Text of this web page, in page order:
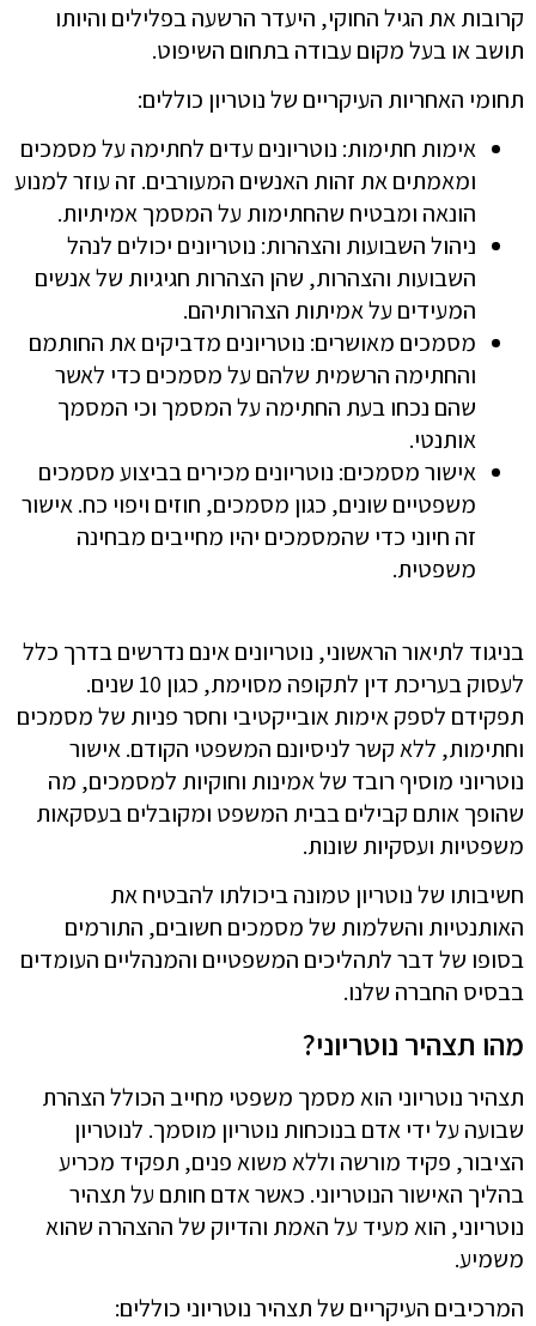
קרובות את הגיל החוקי, היעדר הרשעה בפלילים והיותו
תושב או בעל מקום עבודה בתחום השיפוט.
תחומי האחריות העיקריים של נוטריון כוללים:
אימות חתימות: נוטריונים עדים לחתימה על מסמכים
ומאמתים את זהות האנשים המעורבים. זה עוזר למנוע
הונאה ומבטיח שהחתימות על המסמך אמיתיות.
ניהול השבועות והצהרות: נוטריונים יכולים לנהל
השבועות והצהרות, שהן הצהרות חגיגיות של אנשים
המעידים על אמיתות הצהרותיהם.
מסמכים מאושרים: נוטריונים מדביקים את החותמם
והחתימה הרשמית שלהם על מסמכים כדי לאשר
שהם נכחו בעת החתימה על המסמך וכי המסמך
אותנטי.
אישור מסמכים: נוטריונים מכירים בביצוע מסמכים
משפטיים שונים, כגון מסמכים, חוזים ויפוי כח. אישור
זה חיוני כדי שהמסמכים יהיו מחייבים מבחינה
משפטית.
בניגוד לתיאור הראשוני, נוטריונים אינם נדרשים בדרך כלל
לעסוק בעריכת דין לתקופה מסוימת, כגון 10 שנים.
תפקידם לספק אימות אובייקטיבי וחסר פניות של מסמכים
וחתימות, ללא קשר לניסיונם המשפטי הקודם. אישור
נוטריוני מוסיף רובד של אמינות וחוקיות למסמכים, מה
שהופך אותם קבילים בבית המשפט ומקובלים בעסקאות
משפטיות ועסקיות שונות.
חשיבותו של נוטריון טמונה ביכולתו להבטיח את
האותנטיות והשלמות של מסמכים חשובים, התורמים
בסופו של דבר לתהליכים המשפטיים והמנהליים העומדים
בבסיס החברה שלנו.
מהו תצהיר נוטריוני?
תצהיר נוטריוני הוא מסמך משפטי מחייב הכולל הצהרת
שבועה על ידי אדם בנוכחות נוטריון מוסמך. לנוטריון
הציבור, פקיד מורשה וללא משוא פנים, תפקיד מכריע
בהליך האישור הנוטריוני. כאשר אדם חותם על תצהיר
נוטריוני, הוא מעיד על האמת והדיוק של ההצהרה שהוא
משמיע.
המרכיבים העיקריים של תצהיר נוטריוני כוללים: